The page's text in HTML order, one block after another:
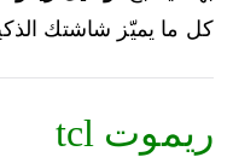
كل ما يميّز شاشتك
ريموت tcl